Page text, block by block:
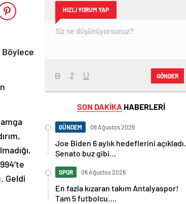
Böylece
Geldi
HIZLI YORUM YAP
GÖNDER
SON DAKİKA HABERLERİ
GÜNDEM 06 Ağustos 2026
Joe Biden 6 aylık hedeflerini açıkladı.
Senato buz gibi…
SPOR 06 Ağustos 2026
En fazla kızaran takım Antalyaspor!
Tam 5 futbolcu….